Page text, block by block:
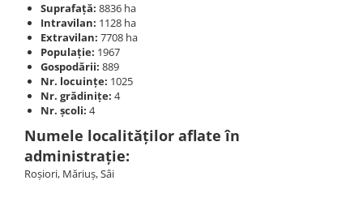
Suprafață: 8836 ha
Intravilan: 1128 ha
Extravilan: 7708 ha
Populație: 1967
Gospodării: 889
Nr. locuințe: 1025
Nr. grădinițe: 4
Nr. școli: 4
Numele localităților aflate în
administrație:
Roşiori, Măriuş, Sâi